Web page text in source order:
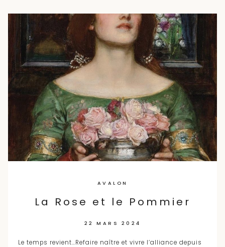
AVALON
La Rose et le Pommier
22 MARS 2024
Le temps revient…Refaire naître et vivre l’alliance depuis